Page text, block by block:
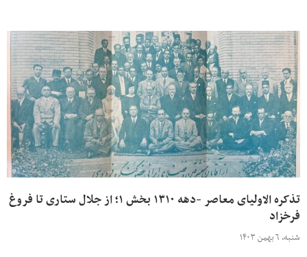
تذکره الاولیای معاصر -دهه ۱۳۱۰ بخش ۱؛ از جلال ستاری تا فروغ
فرخزاد
شنبه، ۶ بهمن ۱۴۰۳